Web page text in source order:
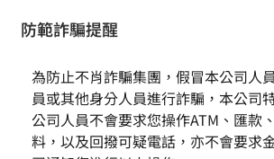
2022/06 弱勢兒少關懷
admin2 2022-06-21 活動花
防範詐騙提醒
為防止不肖詐騙集團，假冒本公司人
員或其他身分人員進行詐騙，本公司
公司人員不會要求您操作ATM、匯款
料，以及回撥可疑電話，亦不會要求